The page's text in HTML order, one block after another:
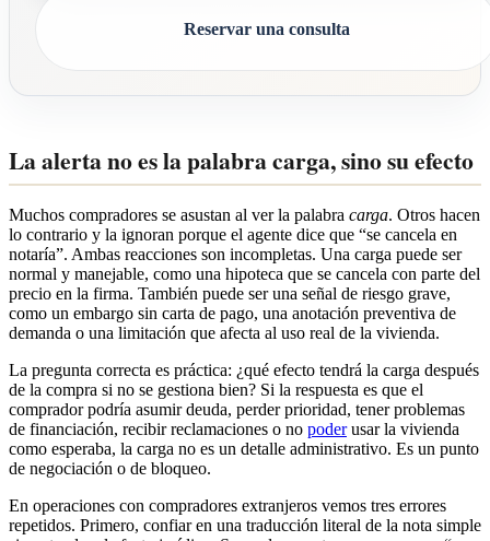
Reservar una consulta
La alerta no es la palabra carga, sino su efecto
Muchos compradores se asustan al ver la palabra carga. Otros hacen
lo contrario y la ignoran porque el agente dice que “se cancela en
notaría”. Ambas reacciones son incompletas. Una carga puede ser
normal y manejable, como una hipoteca que se cancela con parte del
precio en la firma. También puede ser una señal de riesgo grave,
como un embargo sin carta de pago, una anotación preventiva de
demanda o una limitación que afecta al uso real de la vivienda.
La pregunta correcta es práctica: ¿qué efecto tendrá la carga después
de la compra si no se gestiona bien? Si la respuesta es que el
comprador podría asumir deuda, perder prioridad, tener problemas
de financiación, recibir reclamaciones o no poderusar la vivienda
como esperaba, la carga no es un detalle administrativo. Es un punto
de negociación o de bloqueo.
En operaciones con compradores extranjeros vemos tres errores
repetidos. Primero, confiar en una traducción literal de la nota simple